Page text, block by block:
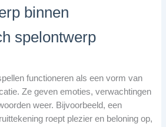
binnen
spelontwerp
functioneren als een vorm van
Ze geven emoties, verwachtingen
weer. Bijvoorbeeld, een
roept plezier en beloning op,